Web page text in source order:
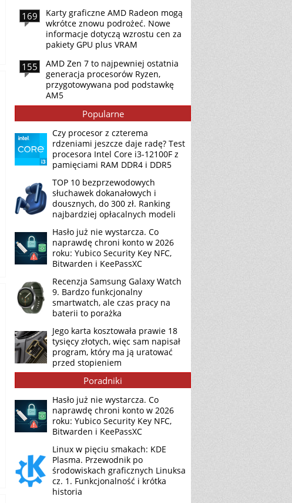
169
Karty graficzne AMD Radeon mogą
wkrótce znowu podrożeć. Nowe
informacje dotyczą wzrostu cen za
pakiety GPU plus VRAM
155
AMD Zen 7 to najpewniej ostatnia
generacja procesorów Ryzen,
przygotowywana pod podstawkę
AM5
Popularne
Czy procesor z czterema
rdzeniami jeszcze daje radę? Test
procesora Intel Core i3-12100F z
pamięciami RAM DDR4 i DDR5
TOP 10 bezprzewodowych
słuchawek dokanałowych i
dousznych, do 300 zł. Ranking
najbardziej opłacalnych modeli
Hasło już nie wystarcza. Co
naprawdę chroni konto w 2026
roku: Yubico Security Key NFC,
Bitwarden i KeePassXC
Recenzja Samsung Galaxy Watch
9. Bardzo funkcjonalny
smartwatch, ale czas pracy na
baterii to porażka
Jego karta kosztowała prawie 18
tysięcy złotych, więc sam napisał
program, który ma ją uratować
przed stopieniem
Poradniki
Hasło już nie wystarcza. Co
naprawdę chroni konto w 2026
roku: Yubico Security Key NFC,
Bitwarden i KeePassXC
Linux w pięciu smakach: KDE
Plasma. Przewodnik po
środowiskach graficznych Linuksa
cz. 1. Funkcjonalność i krótka
historia